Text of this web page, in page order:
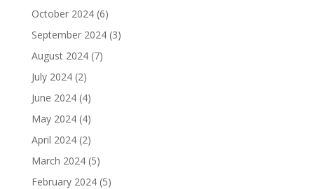
October 2024(6)
September 2024(3)
August 2024(7)
July 2024(2)
June 2024(4)
May 2024(4)
April 2024(2)
March 2024(5)
February 2024(5)